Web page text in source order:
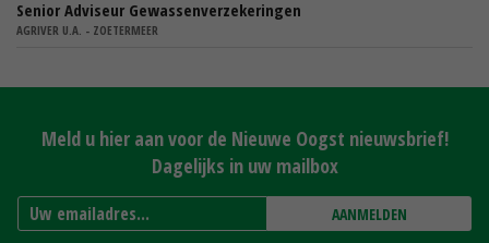
Senior Adviseur Gewassenverzekeringen
AGRIVER U.A. - ZOETERMEER
Meld u hier aan voor de Nieuwe Oogst nieuwsbrief!
Dagelijks in uw mailbox
AANMELDEN